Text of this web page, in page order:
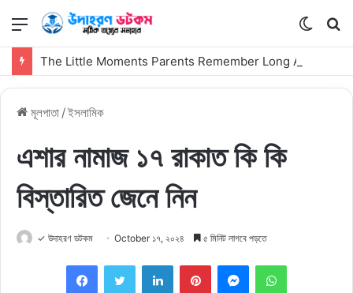
মেনু
Switch
skin
মূলপাতা /ইসলামিক
এশার নামাজ ১৭ রাকাত কি কি
বিস্তারিত জেনে নিন
✓ উদাহরণ ডটকম October ১৭, ২০২৪ ৫ মিনিট লাগবে পড়তে
FacebookTwitterLinkedInPinterestMessengerWhatsApp